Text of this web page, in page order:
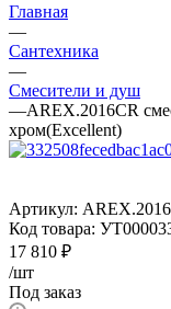
Главная
—
Сантехника
—
Смесители и душ
—AREX.2016CR
хром(Excellent)
Артикул:
Код товара:
17 810 ₽
/шт
Под заказ